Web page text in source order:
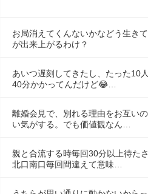
お局消えてくんないかなどう生き
が出来上がるわけ？
あいつ遅刻してきたし、たった10
40分かかってんだけど😂…
離婚会見で、別れる理由をお互い
い気がする。でも価値観なん…
親と合流する時毎回30分以上待た
北口南口毎回間違えて意味…